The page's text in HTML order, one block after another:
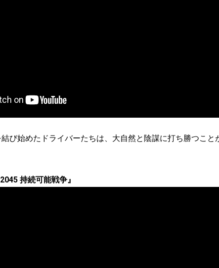
び始めたドライバーたちは、大自然と陰謀に打ち勝つこと
持続可能戦争』